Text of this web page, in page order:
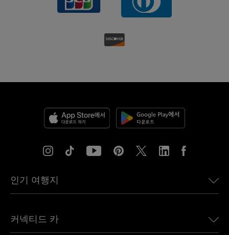
인기 여행지
유럽용 eSIM
커넥티드 카